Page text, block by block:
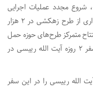
شروع مجدد عملیات اجرایی
پتروشیمی گلستان پس از ۱۸ سال، بهره‌برداری از طرح زهکشی در ۲ هزار
متمرکز طرح‌های حوزه حمل
و نقل و توسعه راه‌ها، از دیگر برنامه‌های سفر ۲ روزه آیت الله رییسی در
الله رییسی را در این سفر